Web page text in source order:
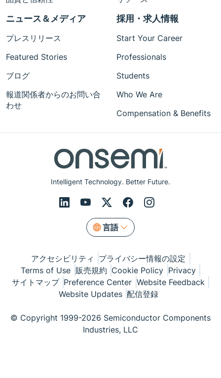
Intelligent Technology. Better Future.
言語
ニュース＆メディア
プレスリリース
Featured Stories
ブログ
報道関係者からのお問い合
わせ
採用・求人情報
Start Your Career
Professionals
Students
Who We Are
Compensation & Benefits
アクセシビリティ
プライバシー情報の設定
Terms of Use 販売規約 Cookie Policy Privacy
サイトマップ Preference Center Website Feedback
Website Updates 配信登録
© Copyright 1999-2026 Semiconductor Components
Industries, LLC